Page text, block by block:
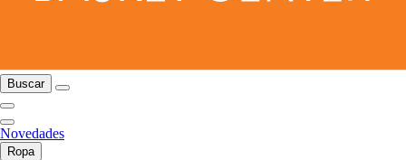
Buscar
Novedades
Ropa